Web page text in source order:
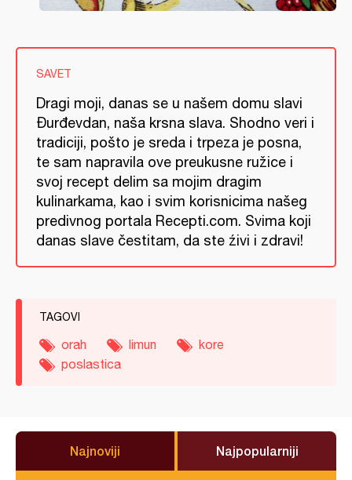
SAVET
Dragi moji, danas se u našem domu slavi
Đurđevdan, naša krsna slava. Shodno veri i
tradiciji, pošto je sreda i trpeza je posna,
te sam napravila ove preukusne ružice i
svoj recept delim sa mojim dragim
kulinarkama, kao i svim korisnicima našeg
predivnog portala Recepti.com. Svima koji
danas slave čestitam, da ste źivi i zdravi!
TAGOVI
orah limun
kore
poslastica
Najnoviji Najpopularniji